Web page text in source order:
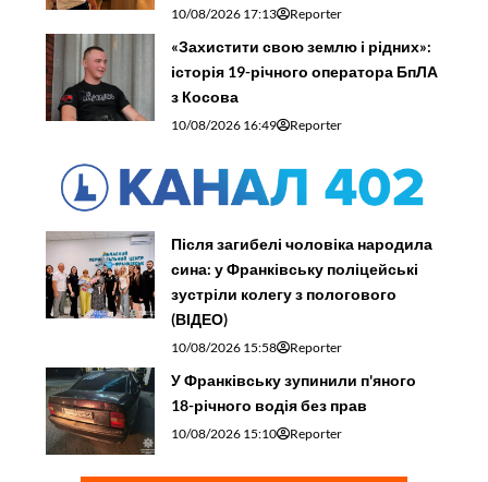
10/08/2026 17:13 Reporter
«Захистити свою землю і рідних»:
історія 19-річного оператора БпЛА
з Косова
10/08/2026 16:49 Reporter
Після загибелі чоловіка народила
сина: у Франківську поліцейські
зустріли колегу з пологового
(ВІДЕО)
10/08/2026 15:58 Reporter
У Франківську зупинили п'яного
18-річного водія без прав
10/08/2026 15:10 Reporter